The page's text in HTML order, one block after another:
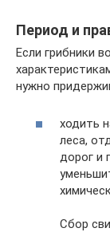
Период и
Если грибники
нужно
ходить
леса,
дорог и
Сбор